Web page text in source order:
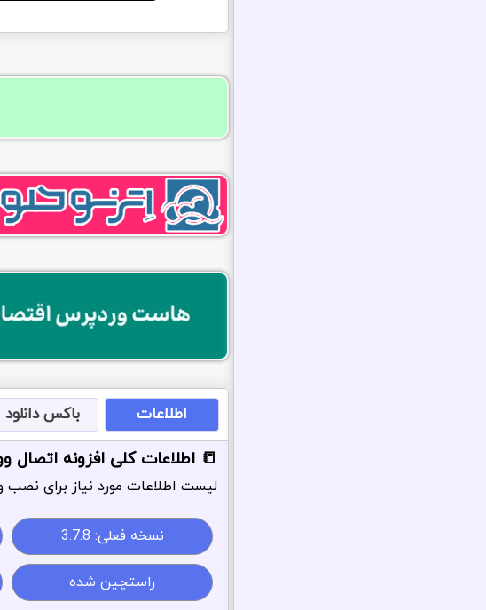
اطلاعات باکس دانلود
📒 اطلاعات کلی افزونه اتصال
لیست اطلاعات مورد نیاز برای نصب
نسخه فعلی: 3.7.8
راستچین شده